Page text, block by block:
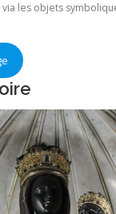
les objets